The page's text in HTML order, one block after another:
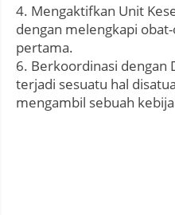
4. Mengaktifkan Unit
dengan melengkapi
pertama.
6. Berkoordinasi dengan
terjadi sesuatu hal
mengambil sebuah